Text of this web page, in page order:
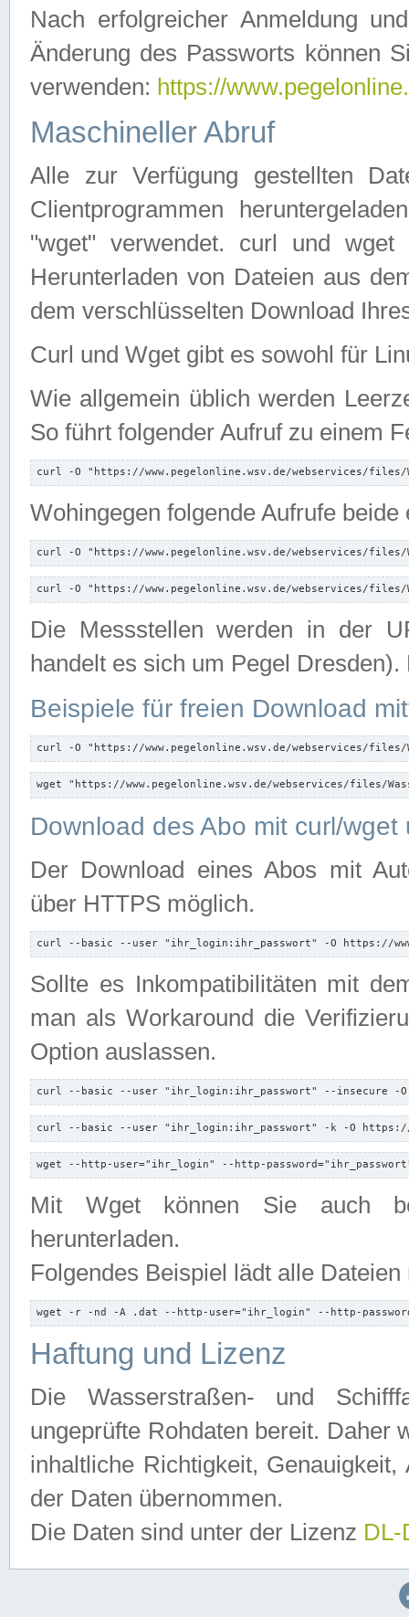
Nach erfolgreicher Anmeldung
Änderung des Passworts können
verwenden: https://
Maschineller Abruf
Alle zur Verfügung gestellten
Clientprogrammen
"wget" verwendet. curl und wget
Herunterladen von Dateien aus
dem verschlüsselten Download
Curl und Wget gibt es sowohl für
Wie allgemein üblich werden
So führt folgender Aufruf zu einem
curl -O "https://www.pegelonline.wsv.de/webservices/files/
Wohingegen folgende Aufrufe beide
curl -O "https://www.pegelonline.wsv.de/webservices/files/
curl -O "https://www.pegelonline.wsv.de/webservices/files/
Die Messstellen werden in der
handelt es sich um Pegel
Beispiele für freien Download
curl -O "https://www.pegelonline.wsv.de/webservices/files/
wget "https://www.pegelonline.wsv.de/webservices/files/
Download des Abo mit curl/
Der Download eines Abos mit
über HTTPS möglich.
curl --basic --user "ihr_login:ihr_passwort" -O https://
Sollte es Inkompatibilitäten mit
man als Workaround die
Option auslassen.
curl --basic --user "ihr_login:ihr_passwort" --insecure -
curl --basic --user "ihr_login:ihr_passwort" -k -O https://
wget --http-user="ihr_login" --http-
Mit Wget können Sie auch
herunterladen.
Folgendes Beispiel lädt alle
wget -r -nd -A .dat --http-user="ihr_login" --http-
Haftung und Lizenz
Die Wasserstraßen- und
ungeprüfte Rohdaten bereit. Daher
inhaltliche Richtigkeit,
der Daten übernommen.
Die Daten sind unter der Lizenz